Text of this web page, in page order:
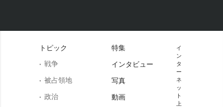
トピック
戦争
被占領地
政治
特集
インタビュー
写真
動画
イ
ン
タ
ー
ネ
ッ
ト
上